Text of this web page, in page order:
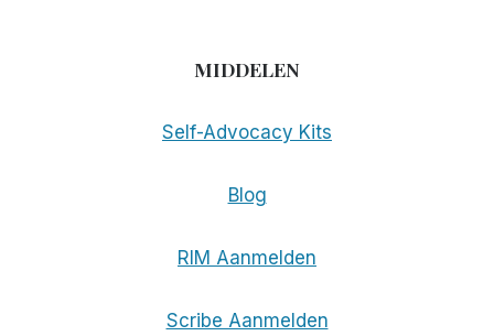
MIDDELEN
Self-Advocacy Kits
Blog
RIM Aanmelden
Scribe Aanmelden